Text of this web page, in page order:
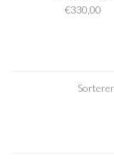
€330,00